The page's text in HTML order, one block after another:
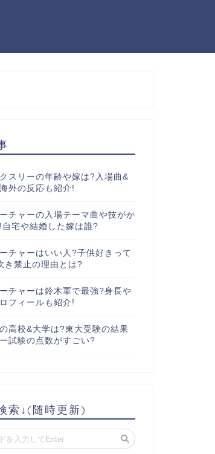
スリーの年齢や嫁は?入場曲&
外の反応も紹介!
チャーの入場テーマ曲や技がか
自宅や結婚した嫁は誰?
チャーはいい人?子供好きって
き禁止の理由とは?
チャーは鈴木軍で最強?身長や
フィールも紹介!
高校&大学は?東大受験の結果
試験の点数がすごい?
索↓(随時更新)